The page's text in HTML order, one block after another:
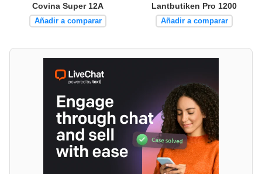
Covina Super 12A
Añadir a comparar
Lantbutiken Pro 1200
Añadir a comparar